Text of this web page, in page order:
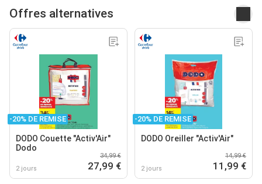
Offres alternatives
-20% DE REMISE
DODO Couette "Activ'Air"
Dodo
2 jours
34,99 €
27,99 €
-20% DE REMISE
DODO Oreiller "Activ'Air"
2 jours
14,99 €
11,99 €